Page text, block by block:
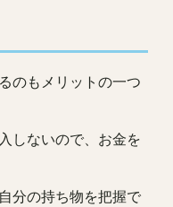
のもメリットの一つ
しないので、お金を
分の持ち物を把握で